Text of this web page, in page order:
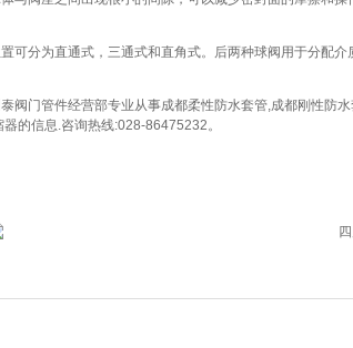
可分为直通式，三通式和直角式。后两种球阀用于分配介
阀门管件经营部专业从事成都柔性防水套管,成都刚性防
的信息.咨询热线:028-86475232。